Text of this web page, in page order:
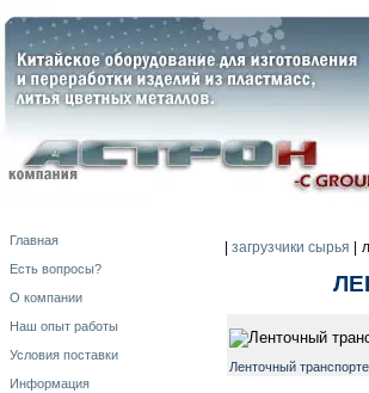
Главная
Есть вопросы?
О компании
Наш опыт работы
Условия поставки
Информация
загрузчики сырья
Ленточный